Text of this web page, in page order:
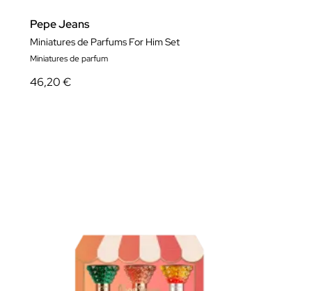
Pepe Jeans
Miniatures de Parfums For Him Set
Miniatures de parfum
46,20 €